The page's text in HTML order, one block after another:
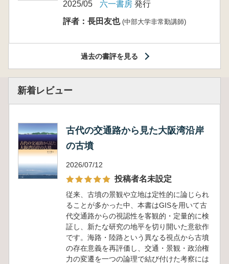
2025/05
六一書房 発行
評者：長田友也 (中部大学非常勤講師)
過去の書評を見る
新着レビュー
古代の交通路から見た大阪湾沿岸
の古墳
2026/07/12
投稿者名未設定
従来、古墳の景観や立地は定性的に論じられ
ることが多かった中、本書はGISを用いて古
代交通路からの視認性を客観的・定量的に検
証し、新たな研究の地平を切り開いた意欲作
です。海路・陸路という異なる視点から古墳
の存在意義を再評価し、交通・景観・政治権
力の変遷を一つの論理で結び付けた考察には